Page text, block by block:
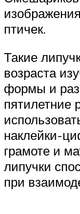
птичек.
Такие
возраста
формы и
пятилетние
наклейки-
грамоте и
липучки
при